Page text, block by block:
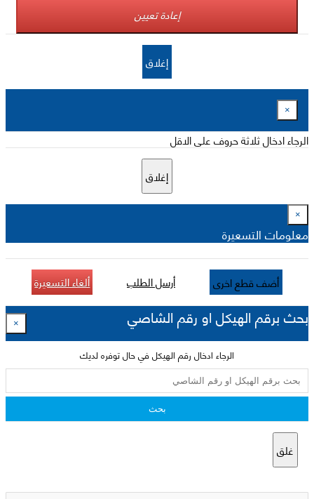
إعادة تعيين
إغلاق
×
الرجاء ادخال ثلاثة حروف على الاقل
إغلاق
×
معلومات التسعيرة
أضف قطع اخرى أرسل الطلب ألغاء التسعيرة
بحث برقم الهيكل او رقم الشاصي ×
الرجاء ادخال رقم الهيكل في حال توفره لديك
بحث
غلق